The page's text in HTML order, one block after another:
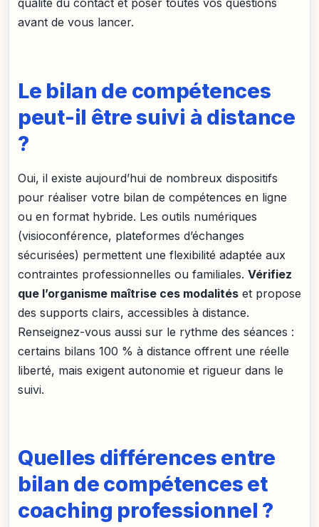
qualité du contact et poser toutes vos questions
avant de vous lancer.
Le bilan de compétences
peut-il être suivi à distance
?
Oui, il existe aujourd’hui de nombreux dispositifs
pour réaliser votre bilan de compétences en ligne
ou en format hybride. Les outils numériques
(visioconférence, plateformes d’échanges
sécurisées) permettent une flexibilité adaptée aux
contraintes professionnelles ou familiales. Vérifiez
que l’organisme maîtrise ces modalités et propose
des supports clairs, accessibles à distance.
Renseignez-vous aussi sur le rythme des séances :
certains bilans 100 % à distance offrent une réelle
liberté, mais exigent autonomie et rigueur dans le
suivi.
Quelles différences entre
bilan de compétences et
coaching professionnel ?